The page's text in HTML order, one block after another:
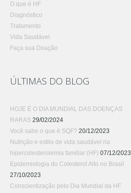
O que é HF
Diagnóstico
Tratamento
Vida Saudável
Faça sua Doação
ÚLTIMAS DO BLOG
HOJE É O DIA MUNDIAL DAS DOENÇAS
RARAS 29/02/2024
Você sabe o que é SQF? 20/12/2023
Nutrição e estilo de vida saudável na
hipercolesterolemia familiar (HF) 07/12/2023
Epidemiologia do Colesterol Alto no Brasil
27/10/2023
Conscientização pelo Dia Mundial da HF